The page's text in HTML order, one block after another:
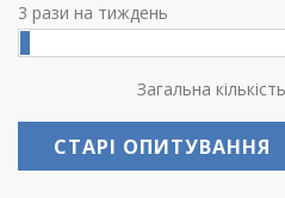
3 рази на тиждень
Загальна
СТАРІ ОПИТУВАННЯ